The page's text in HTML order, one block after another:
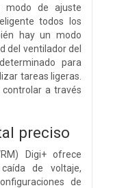
modo de ajuste
todos los
hay un modo
del ventilador del
para
tareas ligeras.
controlar a través
preciso
Digi+ ofrece
de voltaje,
de